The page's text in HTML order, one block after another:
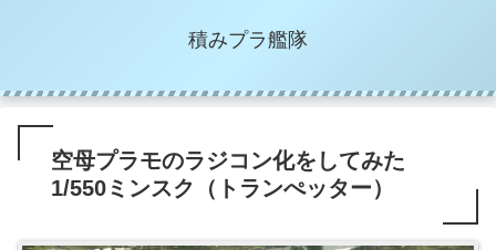
積みプラ艦隊
空母プラモのラジコン化をしてみた
1/550ミンスク（トランぺッター）